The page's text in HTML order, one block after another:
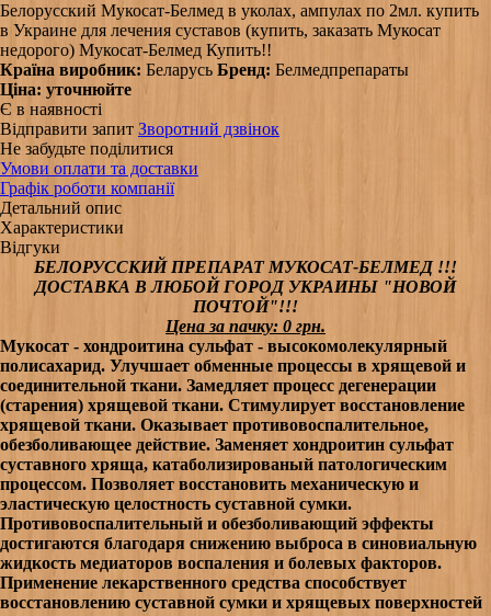
Белорусский Мукосат-Белмед в уколах, ампулах по 2мл. купить
в Украине для лечения суставов (купить, заказать Мукосат
недорого) Мукосат-Белмед Купить!!
Країна виробник: Беларусь Бренд: Белмедпрепараты
Ціна: уточнюйте
Є в наявності
Відправити запит Зворотний дзвінок
Не забудьте поділитися
Умови оплати та доставки
Графік роботи компанії
Детальний опис
Характеристики
Відгуки
БЕЛОРУССКИЙ ПРЕПАРАТ МУКОСАТ-БЕЛМЕД !!!
ДОСТАВКА В ЛЮБОЙ ГОРОД УКРАИНЫ "НОВОЙ
ПОЧТОЙ"!!!
Цена за пачку: 0 грн.
Мукосат - хондроитина сульфат - высокомолекулярный
полисахарид. Улучшает обменные процессы в хрящевой и
соединительной ткани. Замедляет процесс дегенерации
(старения) хрящевой ткани. Стимулирует восстановление
хрящевой ткани. Оказывает противовоспалительное,
обезболивающее действие. Заменяет хондроитин сульфат
суставного хряща, катаболизированый патологическим
процессом. Позволяет восстановить механическую и
эластическую целостность суставной сумки.
Противовоспалительный и обезболивающий эффекты
достигаются благодаря снижению выброса в синовиальную
жидкость медиаторов воспаления и болевых факторов.
Применение лекарственного средства способствует
восстановлению суставной сумки и хрящевых поверхностей